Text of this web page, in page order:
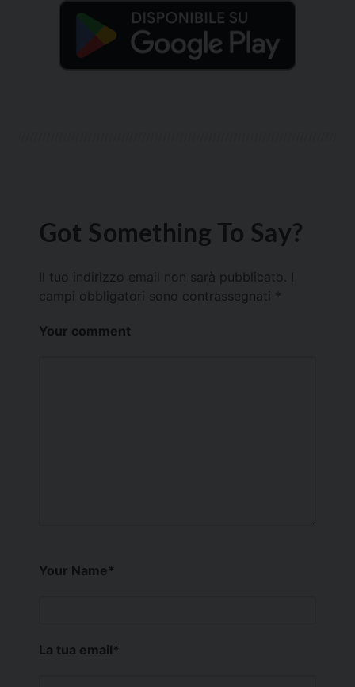
Got Something To Say?
Il tuo indirizzo email non sarà pubblicato.
campi obbligatori sono contrassegnati *
Your comment
Your Name*
La tua email*